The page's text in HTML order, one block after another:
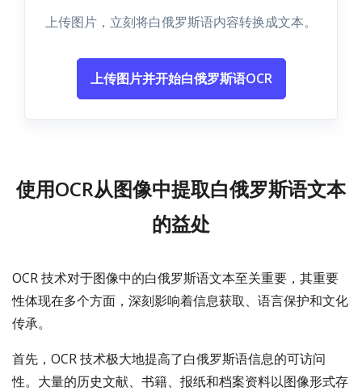
上传图片，立刻将白俄罗斯语内容转换成文本。
上传图片并开始白俄罗斯语OCR
使用OCR从图像中提取白俄罗斯语文本
的益处
OCR 技术对于图像中的白俄罗斯语文本至关重要，其重要
性体现在多个方面，深刻影响着信息获取、语言保护和文化
传承。
首先，OCR 技术极大地提高了白俄罗斯语信息的可访问
性。大量的历史文献、书籍、报纸和档案资料以图像形式存